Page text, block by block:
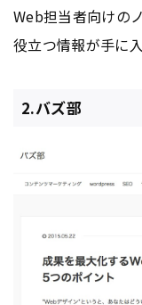
Web担当者向けの
役立つ情報が手に入
2.バズ部